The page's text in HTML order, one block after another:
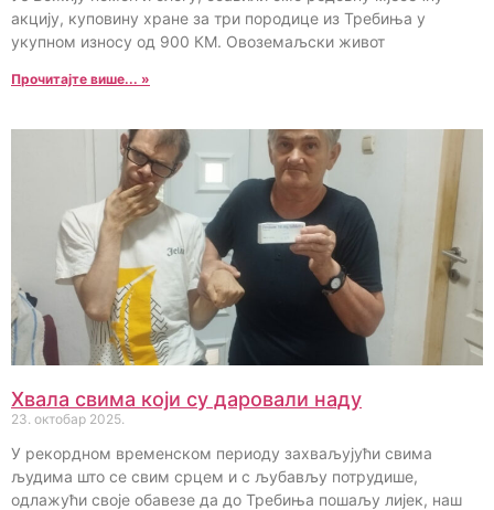
акцију, куповину хране за три породице из Требиња у
укупном износу од 900 КМ. Овоземаљски живот
Прочитајте више... »
Хвала свима који су даровали наду
23. октобар 2025.
У рекордном временском периоду захваљујући свима
људима што се свим срцем и с љубављу потрудише,
одлажући своје обавезе да до Требиња пошаљу лијек, наш